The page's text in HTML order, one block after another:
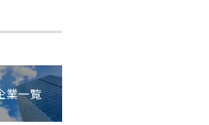
業一覧